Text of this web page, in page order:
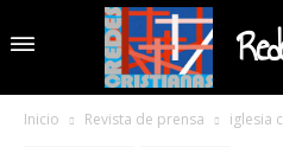
Inicio Revista de prensa iglesia